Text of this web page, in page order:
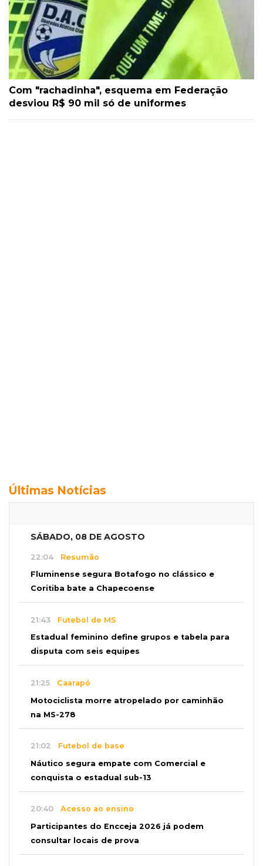
Com "rachadinha", esquema em Federação
desviou R$ 90 mil só de uniformes
Últimas Notícias
SÁBADO, 08 DE AGOSTO
22:04 Resumão
Fluminense segura Botafogo no clássico e
Coritiba bate a Chapecoense
21:43 Futebol de MS
Estadual feminino define grupos e tabela para
disputa com seis equipes
21:25 Caarapó
Motociclista morre atropelado por caminhão
na MS-278
21:02 Futebol de base
Náutico segura empate com Comercial e
conquista o estadual sub-13
20:40 Acesso ao ensino
Participantes do Encceja 2026 já podem
consultar locais de prova